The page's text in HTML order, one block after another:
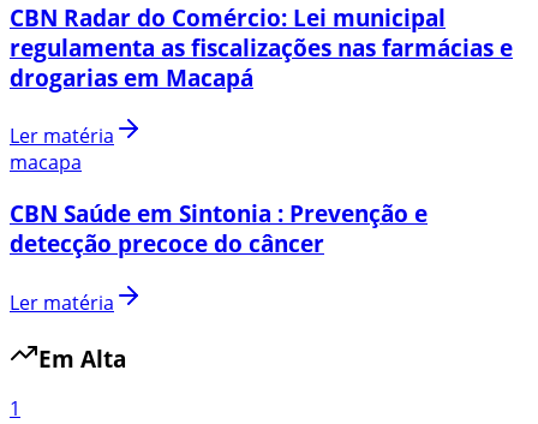
CBN Radar do Comércio: Lei municipal
regulamenta as fiscalizações nas farmácias e
drogarias em Macapá
Ler matéria
macapa
CBN Saúde em Sintonia : Prevenção e
detecção precoce do câncer
Ler matéria
Em Alta
1